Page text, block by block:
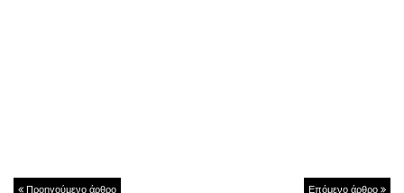
Προηγούμενο άρθρο Επόμενο άρθρο